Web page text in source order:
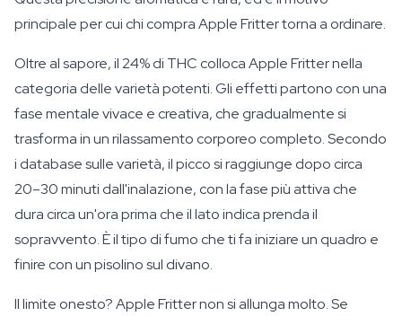
principale per cui chi compra Apple Fritter torna a ordinare.
Oltre al sapore, il 24% di THC colloca Apple Fritter nella
categoria delle varietà potenti. Gli effetti partono con una
fase mentale vivace e creativa, che gradualmente si
trasforma in un rilassamento corporeo completo. Secondo
i database sulle varietà, il picco si raggiunge dopo circa
20–30 minuti dall'inalazione, con la fase più attiva che
dura circa un'ora prima che il lato indica prenda il
sopravvento. È il tipo di fumo che ti fa iniziare un quadro e
finire con un pisolino sul divano.
Il limite onesto? Apple Fritter non si allunga molto. Se